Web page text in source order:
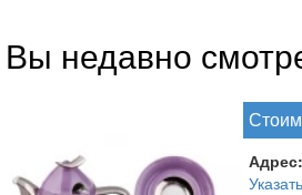
Вы недавно
Адрес: